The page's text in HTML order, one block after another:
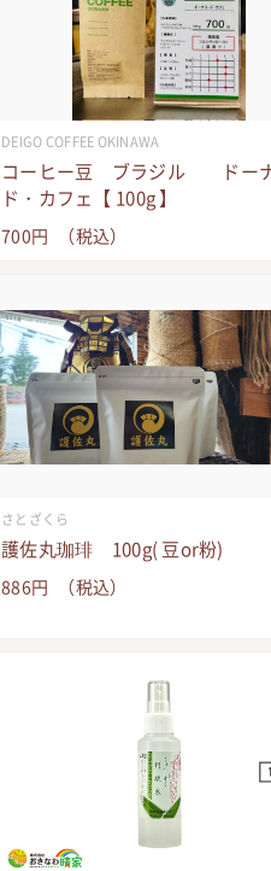
DEIGO COFFEE OKINAWA
コーヒー豆 ブラジル ドーナ
ド・カフェ【 100g 】
700円 （税込）
さとざくら
護佐丸珈琲 100g( 豆or粉)
886円 （税込）